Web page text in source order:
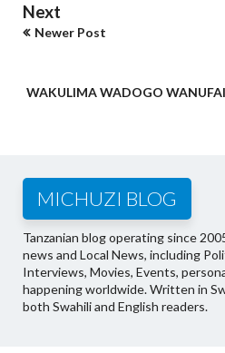
Next
Newer Post
WAKULIMA WADOGO
MICHUZI BLOG
Tanzanian blog operating since
news and Local News, including
Interviews, Movies, Events,
happening worldwide. Written in
both Swahili and English readers.